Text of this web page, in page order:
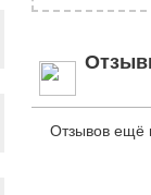
Отзывов ещё